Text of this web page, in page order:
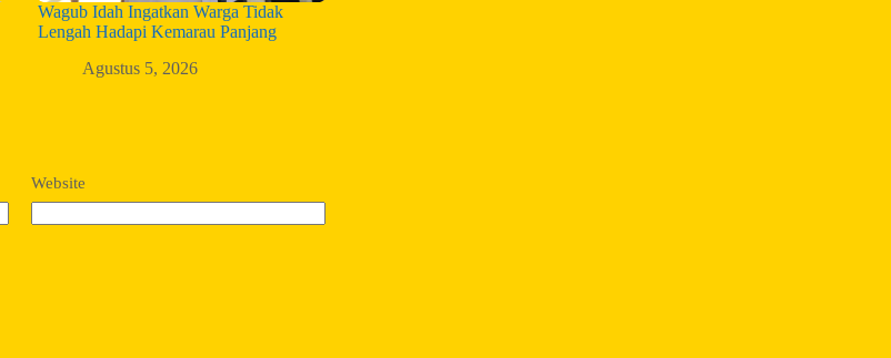
Wagub Idah Ingatkan Warga Tidak
Lengah Hadapi Kemarau Panjang
Agustus 5, 2026
Website